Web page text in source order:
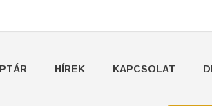
HÍREK KAPCSOLAT